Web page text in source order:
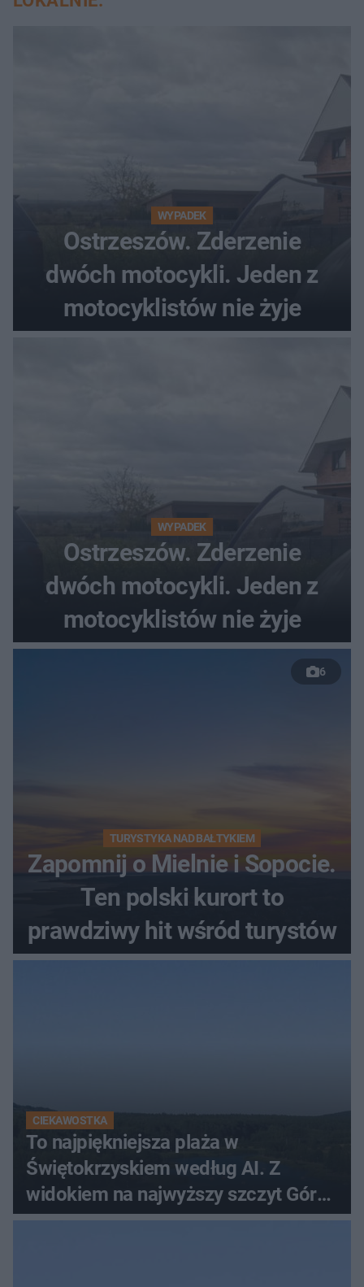
WYPADEK
Ostrzeszów. Zderzenie
dwóch motocykli. Jeden z
motocyklistów nie żyje
WYPADEK
Ostrzeszów. Zderzenie
dwóch motocykli. Jeden z
motocyklistów nie żyje
6
TURYSTYKA NAD BAŁTYKIEM
Zapomnij o Mielnie i Sopocie.
Ten polski kurort to
prawdziwy hit wśród turystów
CIEKAWOSTKA
To najpiękniejsza plaża w
Świętokrzyskiem według AI. Z
widokiem na najwyższy szczyt Gór
Świętokrzyskich